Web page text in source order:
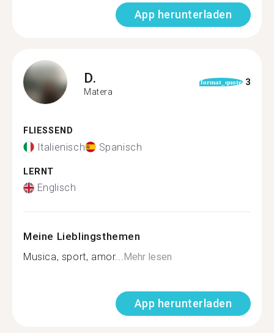
App herunterladen
D.
Matera
format_quote 3
FLIESSEND
Italienisch Spanisch
LERNT
Englisch
Meine Lieblingsthemen
Musica, sport, amor...Mehr lesen
App herunterladen